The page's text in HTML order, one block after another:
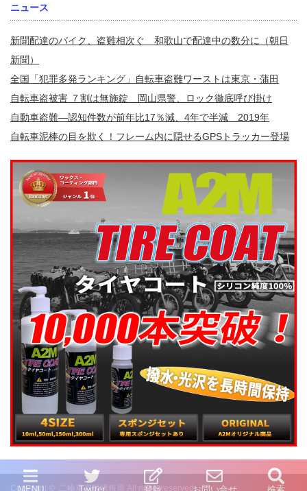
ニュース
新聞配達のバイク、盗難相次ぐ 和歌山で配達中の数分に（朝日
新聞）
全国「犯罪多発ランキング」自転車盗難ワーストは東京・蒲田
自転車盗被害 ７割は無施錠 岡山県警、ロック徹底呼び掛け
自動車盗難—認知件数が前年比17％減、4年で半減 2019年
自転車泥棒の目を欺く！フレーム内に隠せるGPSトラッカー登場
Copyright © 二輪車盗難情報局 All rights reserved.